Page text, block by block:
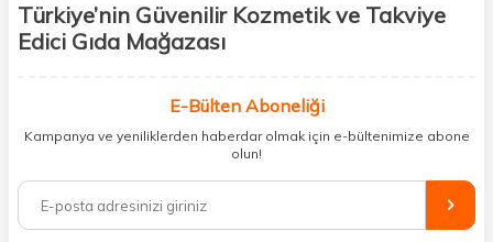
Türkiye’nin Güvenilir Kozmetik ve Takviye
Edici Gıda Mağazası
kişisel bakım hem de takviye edici gıda ürünlerini sizlerle
buluşturuyoruz. Artık mağaza mağaza dolaşmanıza gerek yok;
ihtiyacınız olan her şeyi tek bir çatı altında topluyor ve kapınıza kadar
%100 orijinal kozmetik ve sağlık ürünleriyle güzelliğinizi tamamlayabilir,
vücudunuzu desteklemek için güvenilir takviye edici gıdalara
E-Bülten Aboneliği
Kampanya ve yeniliklerden haberdar olmak için e-bültenimize abone
olun!